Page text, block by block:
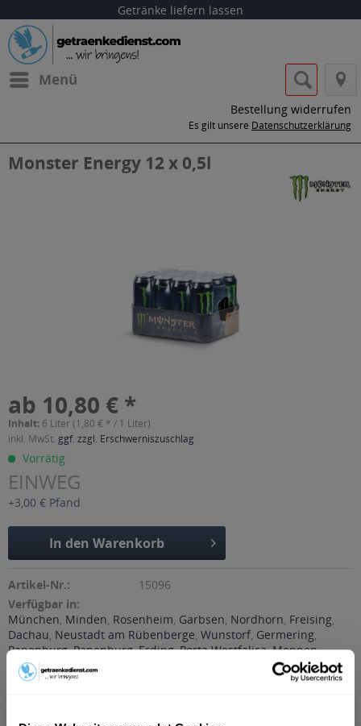
Getränke liefern lassen
Menü
Bestellung widerrufen
Es gilt unsere Datenschutzerklärung
Monster Energy 12 x 0,5l
ab 10,80 € *
Inhalt: 6 Liter (1,80 € * / 1 Liter)
inkl. MwSt. ggf. zzgl. Erschwerniszuschlag
Vorrätig
EINWEG
+3,00 € Pfand
In den Warenkorb
Artikel-Nr.:
15096
Verfügbar in:
München, Minden, Rosenheim, Garbsen, Nordhorn, Freising,
Dachau, Neustadt am Rübenberge, Wunstorf, Germering,
Papenburg,Papenburg,Erding,Porta Westfalica,Meppen,
Seelze,Barsinghausen Unterschleißheim,Olching